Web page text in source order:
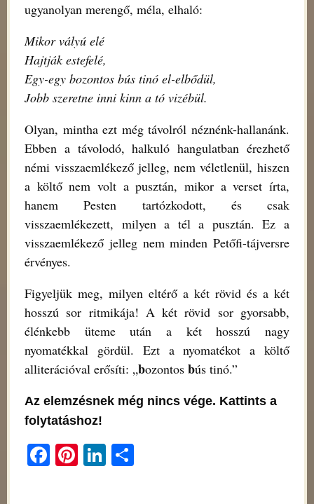
ugyanolyan merengő, méla, elhaló:
Mikor vályú elé
Hajtják estefelé,
Egy-egy bozontos bús tinó el-elbődül,
Jobb szeretne inni kinn a tó vizébül.
Olyan, mintha ezt még távolról néznénk-hallanánk.
Ebben a távolodó, halkuló hangulatban érezhető
némi visszaemlékező jelleg, nem véletlenül, hiszen
a költő nem volt a pusztán, mikor a verset írta,
hanem Pesten tartózkodott, és csak
visszaemlékezett, milyen a tél a pusztán. Ez a
visszaemlékező jelleg nem minden Petőfi-tájversre
érvényes.
Figyeljük meg, milyen eltérő a két rövid és a két
hosszú sor ritmikája! A két rövid sor gyorsabb,
élénkebb üteme után a két hosszú nagy
nyomatékkal gördül. Ezt a nyomatékot a költő
alliterációval erősíti: „bozontosbús tinó.”
Az elemzésnek még nincs vége. Kattints a
folytatáshoz!
Fa Pi Li